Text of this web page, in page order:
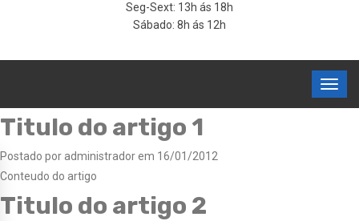
Seg-Sext: 13h ás 18h
Sábado: 8h ás 12h
Titulo do artigo 1
Postado por administrador em 16/01/2012
Conteudo do artigo
Titulo do artigo 2